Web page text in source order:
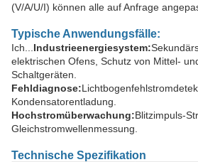
(V/A/U/I) können alle auf Anfrage
Typische Anwendungsfälle:
Ich... Industrieenergiesystem:
elektrischen Ofens, Schutz von Mittel-
Schaltgeräten.
Fehldiagnose:
Kondensatorentladung.
Hochstromüberwachung:Blitzimpuls-
Gleichstromwellenmessung.
Technische Spezifikation